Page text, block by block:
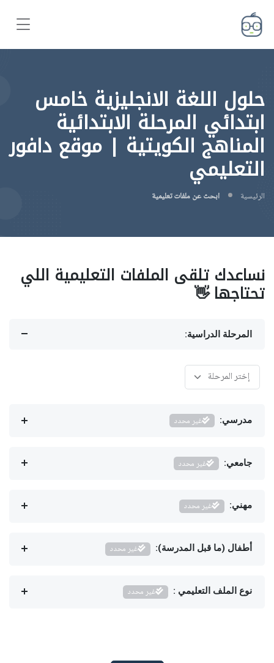
حلول اللغة الانجليزية خامس
ابتدائي المرحلة الابتدائية
المناهج الكويتية | موقع دافور
التعليمي
الرئيسية ابحث عن ملفات تعليمية
نساعدك تلقى الملفات التعليمية اللي
تحتاجها 👋
المرحلة الدراسية:
مدرسي: غير محدد
جامعي: غير محدد
مهني: غير محدد
أطفال (ما قبل المدرسة): غير محدد
نوع الملف التعليمي : غير محدد